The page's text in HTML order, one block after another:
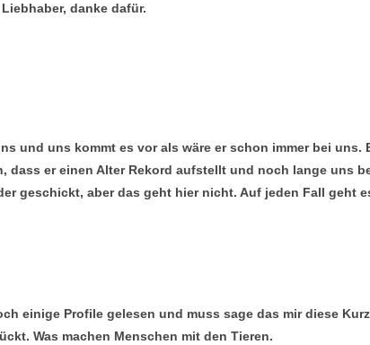
danke dafür.
und uns kommt es vor als wäre er schon immer bei uns.
dass er einen Alter Rekord aufstellt und noch lange uns
geschickt, aber das geht hier nicht. Auf jeden Fall geht
einige Profile gelesen und muss sage das mir diese
Was machen Menschen mit den Tieren.